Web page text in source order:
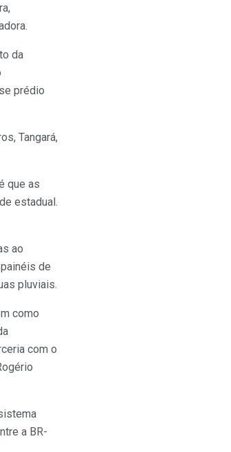
da
prédio
Tangará,
que as
estadual.
ao
de
pluviais.
como
com o
a BR-